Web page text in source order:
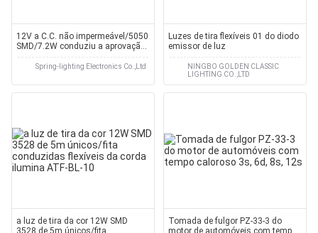
12V a C.C. não impermeável/5050
SMD/7.2W conduziu a aprovação
flexível do Ce & do RoHs das luzes
de tiraSpring-lighting Electronics Co.,Ltd
Luzes de tira flexíveis 01 do diodo
emissor de luz
NINGBO GOLDEN CLASSIC
LIGHTING CO.,LTD
a luz de tira da cor 12W SMD
3528 de 5m únicos/fita
Tomada de fulgor PZ-33-3 do
motor de automóveis com tempo